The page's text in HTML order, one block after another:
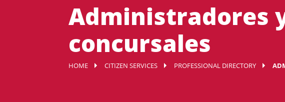
Administradores
concursales
HOME CITIZEN SERVICES PROFESSIONAL DIRECTORY